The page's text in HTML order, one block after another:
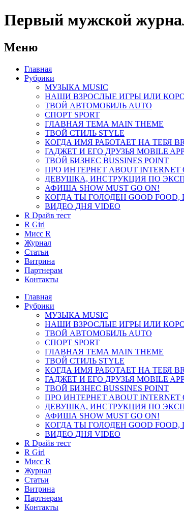
Первый мужской
Меню
Главная
Рубрики
МУЗЫКА MUSIC
НАШИ ВЗРОСЛЫЕ ИГРЫ ИЛИ
ТВОЙ АВТОМОБИЛЬ AUTO
СПОРТ SPORT
ГЛАВНАЯ ТЕМА MAIN THEME
ТВОЙ СТИЛЬ STYLE
КОГДА ИМЯ РАБОТАЕТ НА ТЕБЯ
ГАДЖЕТ И ЕГО ДРУЗЬЯ MOBILE
ТВОЙ БИЗНЕС ВUSSINES POINT
ПРО ИНТЕРНЕТ ABOUT INTERNET
ДЕВУШКА, ИНСТРУКЦИЯ ПО
АФИША SHOW MUST GO ON!
КОГДА ТЫ ГОЛОДЕН GOOD FOOD,
ВИДЕО ДНЯ VIDEO
R Dрайв тест
R Girl
Мисс R
Журнал
Cтатьи
Витрина
Партнерам
Контакты
Главная
Рубрики
МУЗЫКА MUSIC
НАШИ ВЗРОСЛЫЕ ИГРЫ ИЛИ
ТВОЙ АВТОМОБИЛЬ AUTO
СПОРТ SPORT
ГЛАВНАЯ ТЕМА MAIN THEME
ТВОЙ СТИЛЬ STYLE
КОГДА ИМЯ РАБОТАЕТ НА ТЕБЯ
ГАДЖЕТ И ЕГО ДРУЗЬЯ MOBILE
ТВОЙ БИЗНЕС ВUSSINES POINT
ПРО ИНТЕРНЕТ ABOUT INTERNET
ДЕВУШКА, ИНСТРУКЦИЯ ПО
АФИША SHOW MUST GO ON!
КОГДА ТЫ ГОЛОДЕН GOOD FOOD,
ВИДЕО ДНЯ VIDEO
R Dрайв тест
R Girl
Мисс R
Журнал
Cтатьи
Витрина
Партнерам
Контакты